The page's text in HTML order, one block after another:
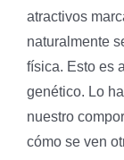
atractivos
naturalmente
física. Esto es
genético. Lo
nuestro
cómo se ven